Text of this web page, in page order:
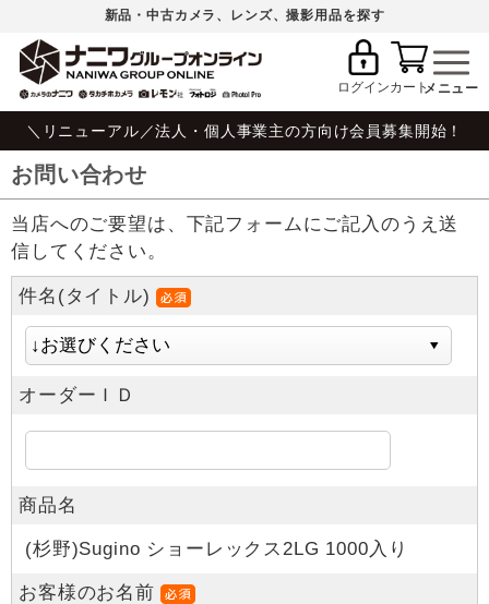
新品・中古カメラ、レンズ、撮影用品を探す
ログインカート
＼リニューアル／法人・個人事業主の方向け会員募集開始！
お問い合わせ
当店へのご要望は、下記フォームにご記入のうえ送
信してください。
件名(タイトル)
オーダーＩＤ
商品名
(杉野)Sugino ショーレックス2LG 1000入り
お客様のお名前